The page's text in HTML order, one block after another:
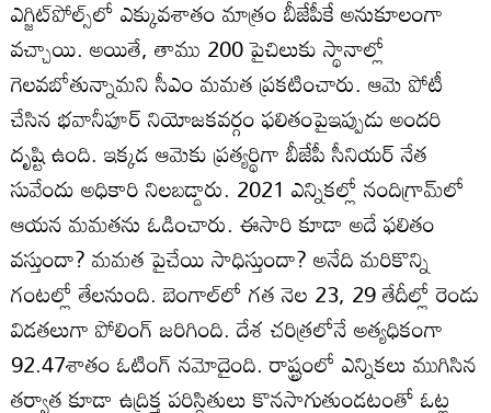
ఎగ్జిట్‌పోల్స్‌లో ఎక్కువశాతం మాత్రం బీజేపీకే అనుకూలంగా
వచ్చాయి. అయితే, తాము 200 పైచిలుకు స్థానాల్లో
గెలవబోతున్నామని సీఎం మమత ప్రకటించారు. ఆమె పోటీ
చేసిన భవానీపూర్‌ నియోజకవర్గం ఫలితంపైఇప్పుడు అందరి
దృష్టి ఉంది. ఇక్కడ ఆమెకు ప్రత్యర్థిగా బీజేపీ సీనియర్‌ నేత
సువేందు అధికారి నిలబడ్డారు. 2021 ఎన్నికల్లో నందిగ్రామ్‌లో
ఆయన మమతను ఓడించారు. ఈసారి కూడా అదే ఫలితం
వస్తుందా? మమత పైచేయి సాధిస్తుందా? అనేది మరికొన్ని
గంటల్లో తేలనుంది. బెంగాల్‌లో గత నెల 23, 29 తేదీల్లో రెండు
విడతలుగా పోలింగ్‌ జరిగింది. దేశ చరిత్రలోనే అత్యధికంగా
92.47శాతం ఓటింగ్‌ నమోదైంది. రాష్ట్రంలో ఎన్నికలు ముగిసిన
తర్వాత కూడా ఉద్రిక్త పరిస్థితులు కొనసాగుతుండటంతో ఓట్ల